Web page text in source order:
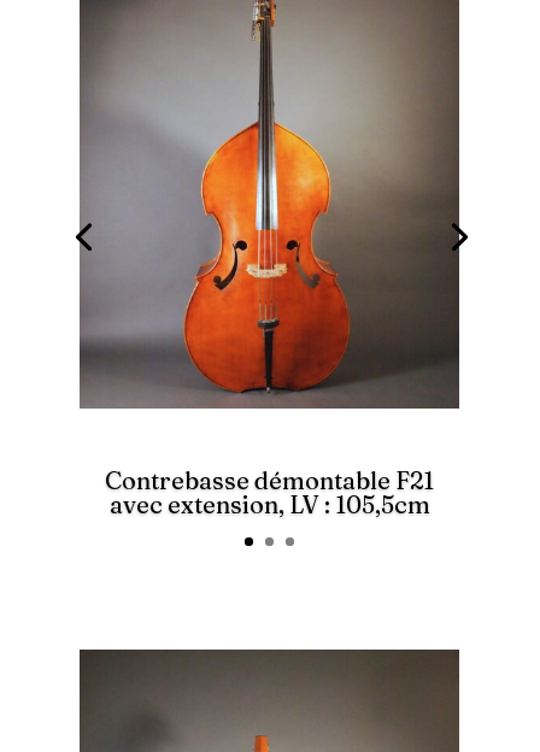
Contrebasse démontable F21
avec extension, LV : 105,5cm